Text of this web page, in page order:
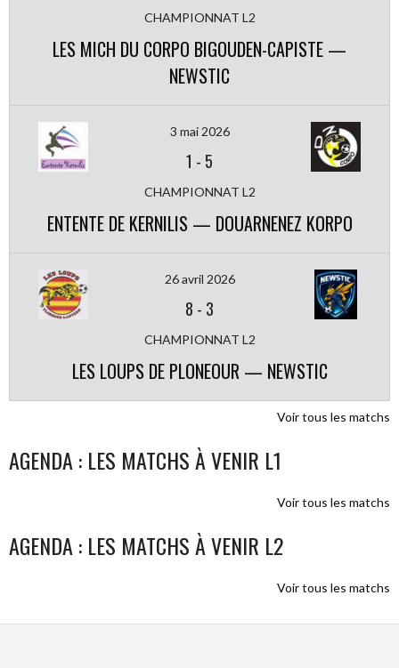
CHAMPIONNAT L2
LES MICH DU CORPO BIGOUDEN-CAPISTE —
NEWSTIC
3 mai 2026
1 - 5
CHAMPIONNAT L2
ENTENTE DE KERNILIS — DOUARNENEZ KORPO
26 avril 2026
8 - 3
CHAMPIONNAT L2
LES LOUPS DE PLONEOUR — NEWSTIC
Voir tous les matchs
AGENDA : LES MATCHS À VENIR L1
Voir tous les matchs
AGENDA : LES MATCHS À VENIR L2
Voir tous les matchs